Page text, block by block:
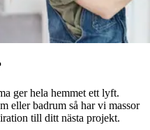
ger hela hemmet ett lyft.
eller badrum så har vi massor
till ditt nästa projekt.